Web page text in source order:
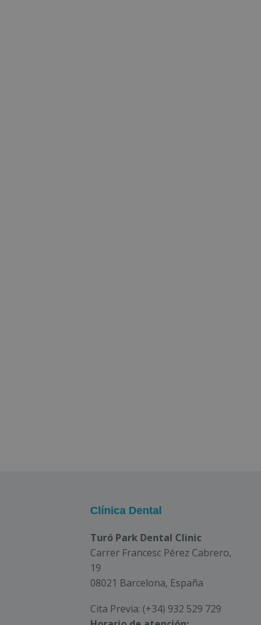
Clínica Dental
Turó Park Dental Clinic
Carrer Francesc Pérez Cabrero,
19
08021 Barcelona, España
Cita Previa: (+34) 932 529 729